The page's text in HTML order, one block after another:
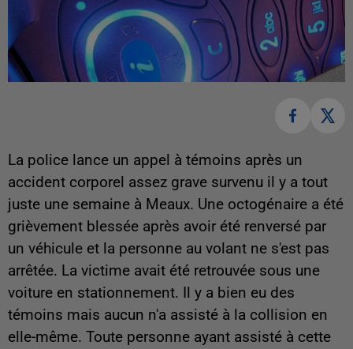
La police lance un appel à témoins après un
accident corporel assez grave survenu il y a tout
juste une semaine à Meaux. Une octogénaire a été
grièvement blessée après avoir été renversé par
un véhicule et la personne au volant ne s'est pas
arrêtée. La victime avait été retrouvée sous une
voiture en stationnement. Il y a bien eu des
témoins mais aucun n'a assisté à la collision en
elle-même. Toute personne ayant assisté à cette